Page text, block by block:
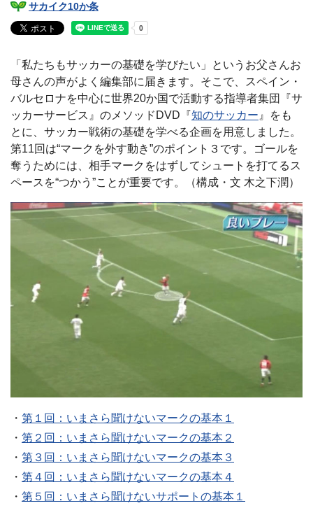
サカイク10か条
「私たちもサッカーの基礎を学びたい」というお父さんお
母さんの声がよく編集部に届きます。そこで、スペイン・
バルセロナを中心に世界20か国で活動する指導者集団『サ
ッカーサービス』のメソッドDVD『知のサッカー 』をも
とに、サッカー戦術の基礎を学べる企画を用意しました。
第11回は“マークを外す動き”のポイント３です。ゴールを
奪うためには、相手マークをはずしてシュートを打てるス
ペースを“つかう”ことが重要です。（構成・文 木之下潤）
・ 第１回：いまさら聞けないマークの基本１
・ 第２回：いまさら聞けないマークの基本２
・ 第３回：いまさら聞けないマークの基本３
・ 第４回：いまさら聞けないマークの基本４
・ 第５回：いまさら聞けないサポートの基本１